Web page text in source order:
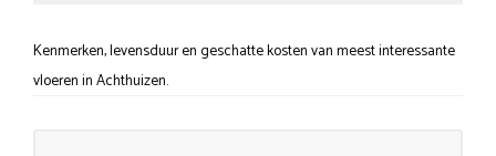
Kenmerken, levensduur en geschatte kosten van meest interessante
vloeren in Achthuizen.